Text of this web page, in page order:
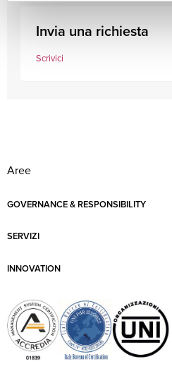
Invia una richiesta
Scrivici
Aree
GOVERNANCE & RESPONSIBILITY
SERVIZI
INNOVATION